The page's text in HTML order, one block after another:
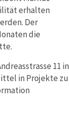
erhalten
Der
die
11 in
in Projekte zu